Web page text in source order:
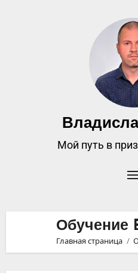
Мой путь в
Обучение
Главная страница